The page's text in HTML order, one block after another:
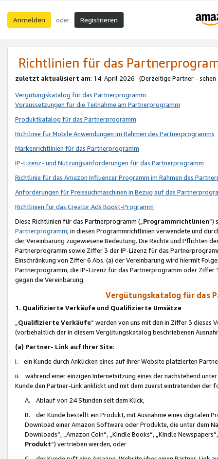
Anmelden oder Registrieren
Richtlinien für das
zuletzt aktualisiert am: 14. April 2026 (Derzeitige Partner - sehen
Vergütungskatalog für das Partnerprogramm
Voraussetzungen für die Teilnahme am Partnerprogramm
Produktkatalog für das Partnerprogramm
Richtlinie für Mobile Anwendungen im Rahmen des Partnerprogramms
Markenrichtlinien für das Partnerprogramm
IP-Lizenz- und Nutzungsanforderungen für das Partnerprogramm
Richtlinie für das Amazon Influencer Programm im Rahmen des
Anforderungen für Preissuchmaschinen in Bezug auf das
Richtlinien für das Creator Ads Boost-Programm
Diese Richtlinien für das Partnerprogramm („Programmrichtlinien“)
Partnerprogramm; in diesen Programmrichtlinien verwendete und
der Vereinbarung zugewiesene Bedeutung. Die Rechte und Pflichten
Partnerprogramm sowie Ziffer 3 der IP-Lizenz für das
Einschränkung von Ziffer 6 Abs. (a) der Vereinbarung wird hiermit
Partnerprogramm, die IP-Lizenz für das Partnerprogramm oder
gegen die Vereinbarung.
Vergütungskatalog für das
1. Qualifizierte Verkäufe und Qualifizierte Umsätze
Qualifizierte Verkäufe“ werden von uns mit den in Ziffer 3
(vorbehaltlich der in diesem Vergütungskatalog beschriebenen
(a) Partner- Link auf Ihrer Site:
i. ein Kunde durch Anklicken eines auf Ihrer Website platzierten
ii. während einer einzigen Internetsitzung eines der nachstehend
Kunde den Partner-Link anklickt und mit dem zuerst eintretenden der
A. Ablauf von 24 Stunden seit dem Klick,
B. der Kunde bestellt ein Produkt, mit Ausnahme eines digitalen
Download einer Amazon Software oder Produkte, die unter dem
Downloads“, „Amazon Coin“, „Kindle Books“, „Kindle
Produkt“) vertrieben werden, oder